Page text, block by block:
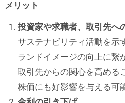
メリット
投資家や求職者、取引先へ
サステナビリティ活動を示
ランドイメージの向上に繋
取引先からの関心を高める
株価にも好影響を与える可